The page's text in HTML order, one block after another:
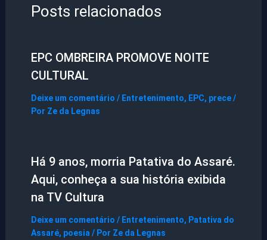
Posts relacionados
EPC OMBREIRA PROMOVE NOITE
CULTURAL
Deixe um comentário / Entretenimento, EPC, prece/
Por Ze da Legnas
Há 9 anos, morria Patativa do Assaré.
Aqui, conheça a sua história exibida
na TV Cultura
Deixe um comentário / Entretenimento, Patativa do
Assaré, poesia/ Por Ze da Legnas